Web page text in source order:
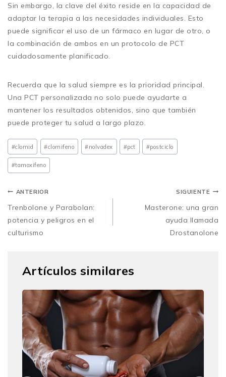
Sin embargo, la clave del éxito reside en la capacidad de
adaptar la terapia a las necesidades individuales. Esto
puede significar el uso de un fármaco en lugar de otro, o
la combinación de ambos en un protocolo de PCT
cuidadosamente planificado.
Recuerda que la salud siempre es la prioridad principal.
Una PCT personalizada no solo puede ayudarte a
mantener los resultados obtenidos, sino que también
puede proteger tu salud a largo plazo.
#clomid #clomifeno #nolvadex #pct #postciclo
#tamoxifeno
ANTERIOR
Trenbolone y Parabolan:
potencia y peligros en el
culturismo
SIGUIENTE
Masterone: una gran
ayuda llamada
Drostanolone
Artículos similares